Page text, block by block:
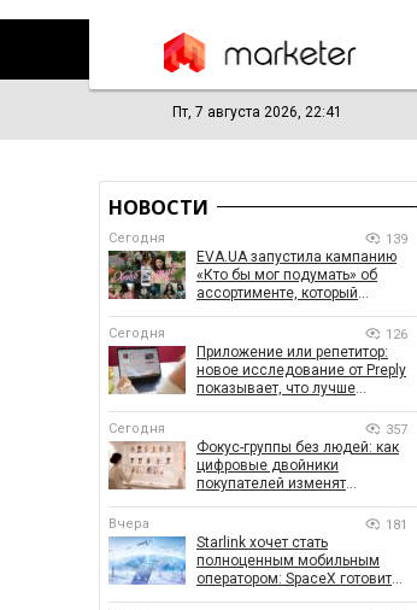
Пт, 7 августа 2026, 22:41
НОВОСТИ
Сегодня 139
EVA.UA запустила кампанию
«Кто бы мог подумать» об
ассортименте, который
Сегодня 126
Приложение или репетитор:
новое исследование от Preply
показывает, что лучше
Сегодня 357
Фокус-группы без людей: как
цифровые двойники
покупателей изменят
Вчера 181
Starlink хочет стать
полноценным мобильным
оператором: SpaceX готовит